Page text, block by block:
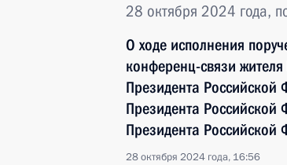
28 октября 2024 года,
О ходе исполнения
конференц-связи
Президента Российской
Президента
Президента
28 октября 2024 года, 16:56